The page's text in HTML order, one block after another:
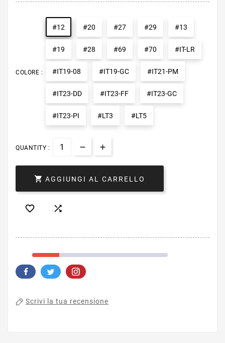
COLORE :
#12 #20 #27 #29 #13
#19 #28 #69 #70 #IT-LR
#IT19-08 #IT19-GC #IT21-PM
#IT23-DD #IT23-FF #IT23-GC
#IT23-PI #LT3 #LT5
QUANTITY :
 AGGIUNGI AL CARRELLO
 
Scrivi la tua recensione